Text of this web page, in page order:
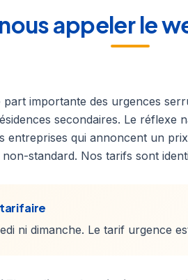
appeler le
importante des urgences
secondaires. Le réflexe
qui annoncent un
standard. Nos tarifs sont
ni dimanche. Le tarif urgence